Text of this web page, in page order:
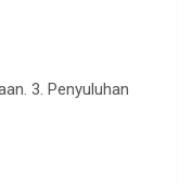
3. Penyuluhan